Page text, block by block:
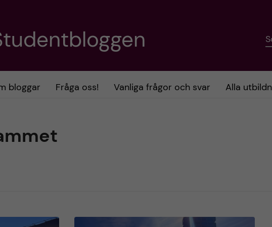
bloggar Fråga oss! Vanliga frågor och svar Alla